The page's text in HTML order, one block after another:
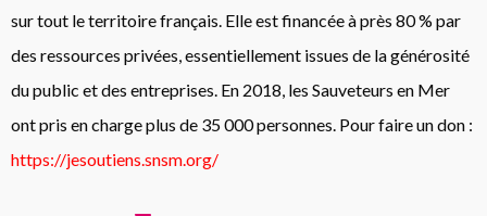
sur tout le territoire français. Elle est financée à près 80 % par
des ressources privées, essentiellement issues de la générosité
du public et des entreprises. En 2018, les Sauveteurs en Mer
ont pris en charge plus de 35 000 personnes. Pour faire un don :
https://jesoutiens.snsm.org/